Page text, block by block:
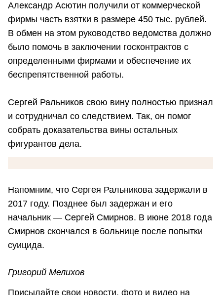
Александр Асютин получили от коммерческой
фирмы часть взятки в размере 450 тыс. рублей.
В обмен на этом руководство ведомства должно
было помочь в заключении госконтрактов с
определенными фирмами и обеспечение их
беспрепятственной работы.
Сергей Ральников свою вину полностью признал
и сотрудничал со следствием. Так, он помог
собрать доказательства вины остальных
фигурантов дела.
Напомним, что Сергея Ральникова задержали в
2017 году. Позднее был задержан и его
начальник — Сергей Смирнов. В июне 2018 года
Смирнов скончался в больнице после попытки
суицида.
Григорий Мелихов
Присылайте свои новости, фото и видео на